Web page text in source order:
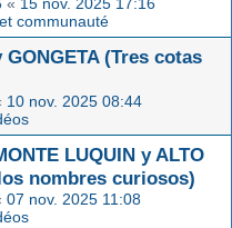
« 15 nov. 2025 17:16
communauté
(Tres cotas
10 nov. 2025 08:44
LUQUIN y ALTO
nombres curiosos)
07 nov. 2025 11:08